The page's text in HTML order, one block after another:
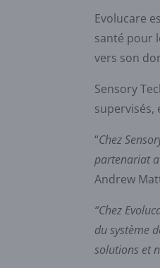
Evolucare
santé pour
vers son
Sensory
“Chez
partenariat
Andrew
“Chez
du système
solutions et